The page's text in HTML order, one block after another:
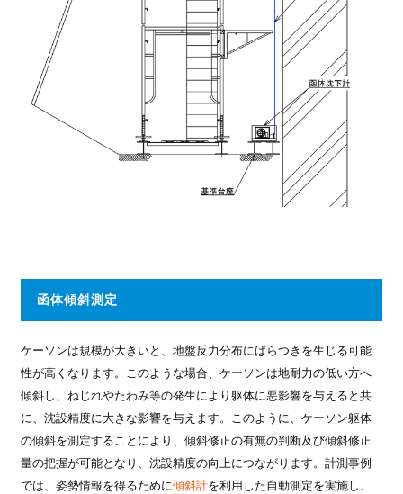
函体傾斜測定
ケーソンは規模が大きいと、地盤反力分布にばらつきを生じる可能
性が高くなります。このような場合、ケーソンは地耐力の低い方へ
傾斜し、ねじれやたわみ等の発生により躯体に悪影響を与えると共
に、沈設精度に大きな影響を与えます。このように、ケーソン躯体
の傾斜を測定することにより、傾斜修正の有無の判断及び傾斜修正
量の把握が可能となり、沈設精度の向上につながります。計測事例
では、姿勢情報を得るために傾斜計を利用した自動測定を実施し、